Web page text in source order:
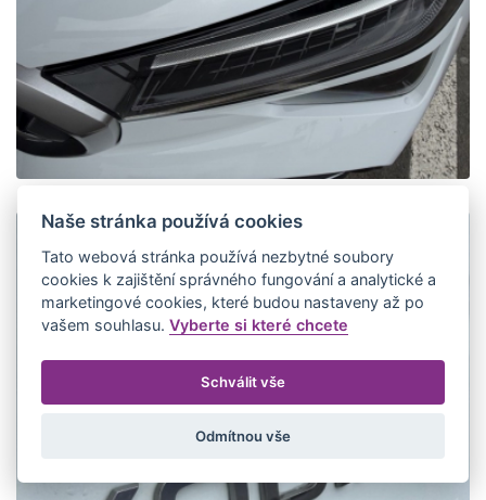
Naše stránka používá cookies
Tato webová stránka používá nezbytné soubory
cookies k zajištění správného fungování a analytické a
marketingové cookies, které budou nastaveny až po
vašem souhlasu.Vyberte si které chcete
Schválit vše
Odmítnou vše